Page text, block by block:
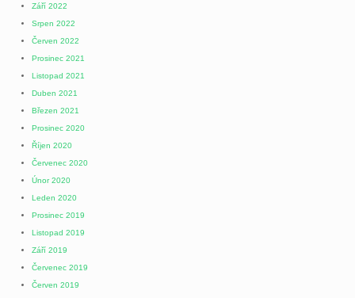
Září 2022
Srpen 2022
Červen 2022
Prosinec 2021
Listopad 2021
Duben 2021
Březen 2021
Prosinec 2020
Říjen 2020
Červenec 2020
Únor 2020
Leden 2020
Prosinec 2019
Listopad 2019
Září 2019
Červenec 2019
Červen 2019